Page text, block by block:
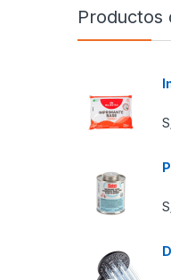
Productos